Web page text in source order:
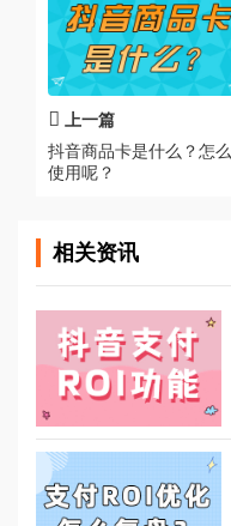
上一篇
抖音商品卡是什么？怎么
使用呢？
相关资讯